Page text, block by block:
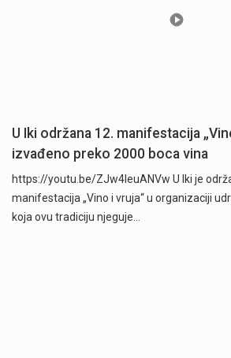
U Iki održana 12. manifestacija
izvađeno preko 2000 boca vina
https://youtu.be/ZJw4IeuANVw U Iki je
manifestacija „Vino i vruja“ u organizaciji
koja ovu tradiciju njeguje…